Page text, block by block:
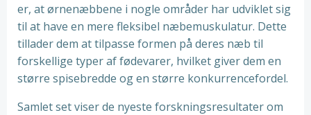
er, at ørnenæbbene i nogle områder har udviklet sig
til at have en mere fleksibel næbemuskulatur. Dette
tillader dem at tilpasse formen på deres næb til
forskellige typer af fødevarer, hvilket giver dem en
større spisebredde og en større konkurrencefordel.
Samlet set viser de nyeste forskningsresultater om